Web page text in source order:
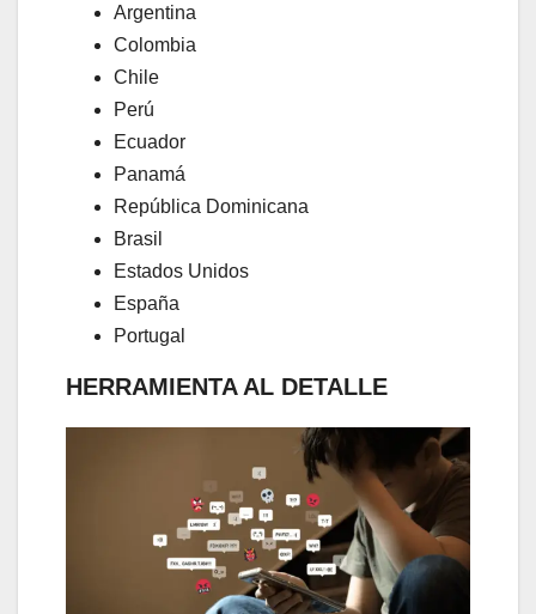
Argentina
Colombia
Chile
Perú
Ecuador
Panamá
República Dominicana
Brasil
Estados Unidos
España
Portugal
HERRAMIENTA AL DETALLE